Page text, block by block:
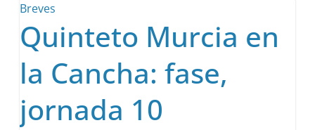
Breves
Quinteto Murcia en
la Cancha: fase,
jornada 10